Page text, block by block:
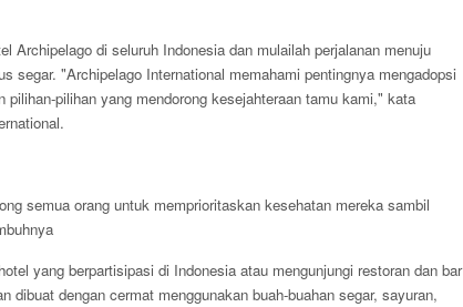
Archipelago di seluruh Indonesia dan mulailah perjalanan menuju
segar. "Archipelago International memahami pentingnya mengadopsi
pilihan yang mendorong kesejahteraan tamu kami," kata
semua orang untuk memprioritaskan kesehatan mereka sambil
yang berpartisipasi di Indonesia atau mengunjungi restoran dan bar
dengan cermat menggunakan buah-buahan segar, sayuran,